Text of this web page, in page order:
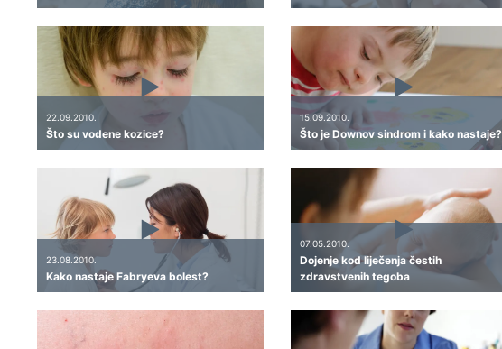
22.09.2010.
Što su vodene kozice?
15.09.2010.
Što je Downov sindrom i kako nastaje?
23.08.2010.
Kako nastaje Fabryeva bolest?
07.05.2010.
Dojenje kod liječenja čestih
zdravstvenih tegoba